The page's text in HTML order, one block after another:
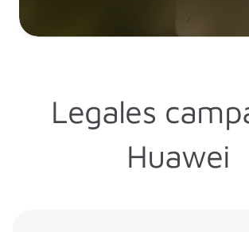
Legales
Huawei